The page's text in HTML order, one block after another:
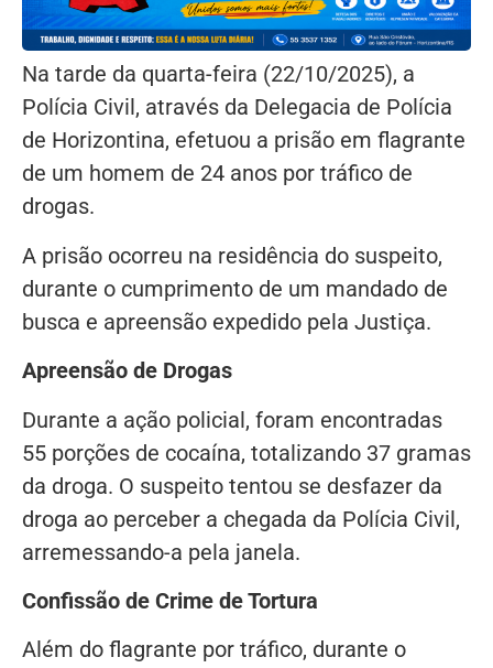
Na tarde da quarta-feira (22/10/2025), a
Polícia Civil, através da Delegacia de Polícia
de Horizontina, efetuou a prisão em flagrante
de um homem de 24 anos por tráfico de
drogas.
A prisão ocorreu na residência do suspeito,
durante o cumprimento de um mandado de
busca e apreensão expedido pela Justiça.
Apreensão de Drogas
Durante a ação policial, foram encontradas
55 porções de cocaína, totalizando 37 gramas
da droga. O suspeito tentou se desfazer da
droga ao perceber a chegada da Polícia Civil,
arremessando-a pela janela.
Confissão de Crime de Tortura
Além do flagrante por tráfico, durante o